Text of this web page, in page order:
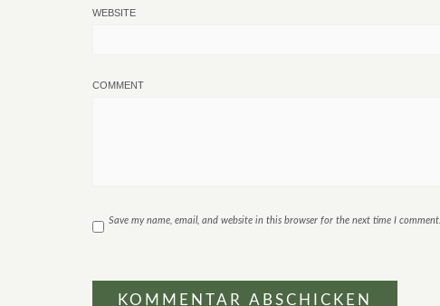
WEBSITE
COMMENT
Save my name, email, and website in this browser for the next time I comment.